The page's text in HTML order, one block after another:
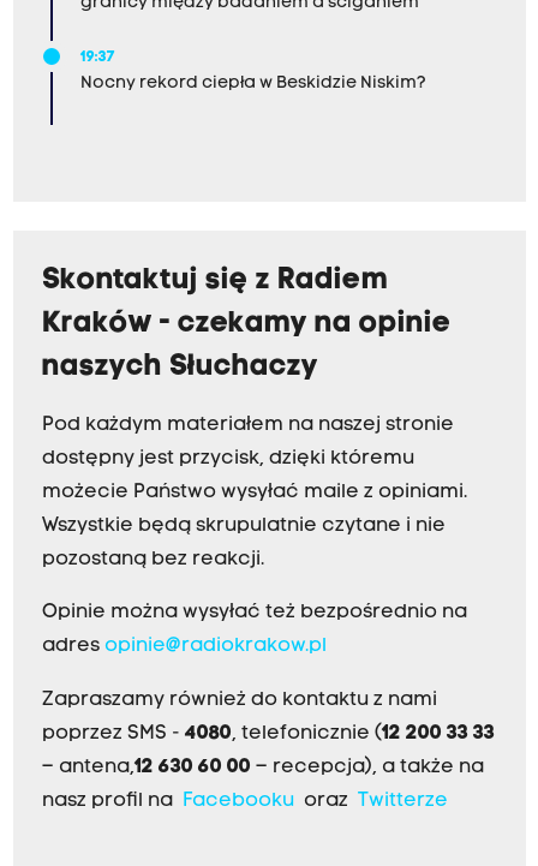
19:37
Nocny rekord ciepła w Beskidzie Niskim?
Skontaktuj się z Radiem
Kraków - czekamy na opinie
naszych Słuchaczy
Pod każdym materiałem na naszej stronie
dostępny jest przycisk, dzięki któremu
możecie Państwo wysyłać maile z opiniami.
Wszystkie będą skrupulatnie czytane i nie
pozostaną bez reakcji.
Opinie można wysyłać też bezpośrednio na
adres opinie@radiokrakow.pl
Zapraszamy również do kontaktu z nami
poprzez SMS - 4080, telefonicznie (12 200 33 33
– antena,12 630 60 00 – recepcja), a także na
nasz profil na
Facebookuoraz Twitterze